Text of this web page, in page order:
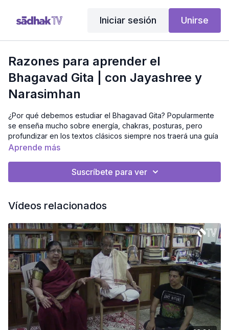
Iniciar sesión Unirse
Razones para aprender el
Bhagavad Gita | con Jayashree y
Narasimhan
¿Por qué debemos estudiar el Bhagavad Gita? Popularmente
se enseña mucho sobre energía, chakras, posturas, pero
profundizar en los textos clásicos siempre nos traerá una guía
integral a nuestra vida.
Desde India nuestros maestros y mentores Dr. M.A. Jayashree
y M.A. Narasimhan nos cuentan las razones para completar
Cursos relacionados:
Bhagavad Gita [EXCLUSIVO]
Yoga Sutras y Espiritualidad [EXCLUSIVO]: Despierta tu
conciencia interior
Las 8 ramas del yoga: introducción a los Yoga Sutras de
Patabnjali
Sabiduría de Yoga: Preguntas y Respuestas con
Narasimhan
Sánscrito para Yoguis [EXCLUSIVO]
Aprende más
Suscríbete para ver
Vídeos relacionados